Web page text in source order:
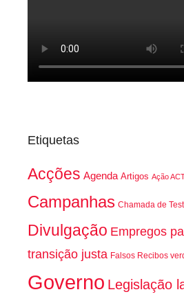
Etiquetas
Acções Agenda Artigos Ação
Campanhas Chamada de
Divulgação Empregos
transição justa Falsos Recibos
Governo Legislação